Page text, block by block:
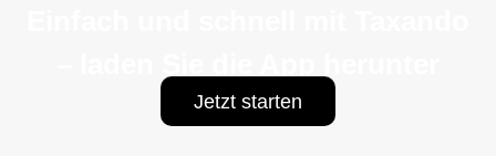
Jetzt starten